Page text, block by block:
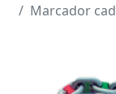
Marcador